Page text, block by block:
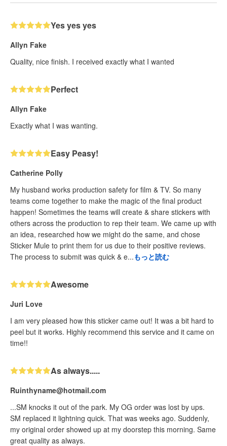
Yes yes yes
Allyn Fake
Quality, nice finish. I received exactly what I wanted
Perfect
Allyn Fake
Exactly what I was wanting.
Easy Peasy!
Catherine Polly
My husband works production safety for film & TV. So many
teams come together to make the magic of the final product
happen! Sometimes the teams will create & share stickers with
others across the production to rep their team. We came up with
an idea, researched how we might do the same, and chose
Sticker Mule to print them for us due to their positive reviews.
The process to submit was quick & e...もっと読む
Awesome
Juri Love
I am very pleased how this sticker came out! It was a bit hard to
peel but it works. Highly recommend this service and it came on
time!!
As always.....
Ruinthyname@hotmail.com
...SM knocks it out of the park. My OG order was lost by ups.
SM replaced it lightning quick. That was weeks ago. Suddenly,
my original order showed up at my doorstep this morning. Same
great quality as always.